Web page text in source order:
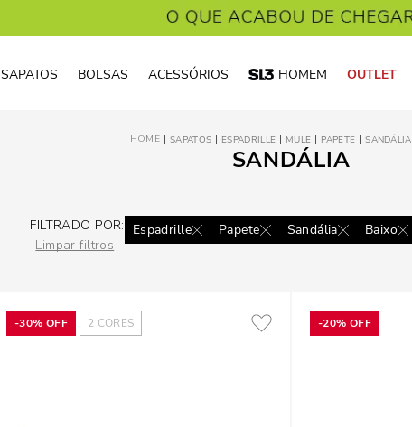
SAPATOS BOLSAS ACESSÓRIOS HOMEM OUTLET
SAPATOS ESPADRILLE MULE PAPETE SANDÁLIA
SANDÁLIA
FILTRADO POR:
Limpar filtros
Espadrille Papete Sandália Baixo
-30% OFF 2 CORES -20% OFF